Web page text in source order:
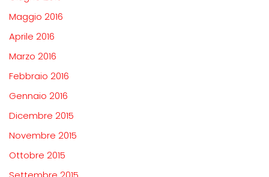
Maggio 2016
Aprile 2016
Marzo 2016
Febbraio 2016
Gennaio 2016
Dicembre 2015
Novembre 2015
Ottobre 2015